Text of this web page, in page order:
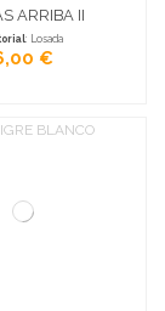
ARRIBA II
: Losada
€